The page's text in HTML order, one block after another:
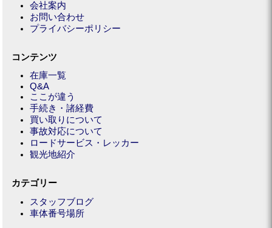
会社案内
お問い合わせ
プライバシーポリシー
コンテンツ
在庫一覧
Q&A
ここが違う
手続き・諸経費
買い取りについて
事故対応について
ロードサービス・レッカー
観光地紹介
カテゴリー
スタッフブログ
車体番号場所